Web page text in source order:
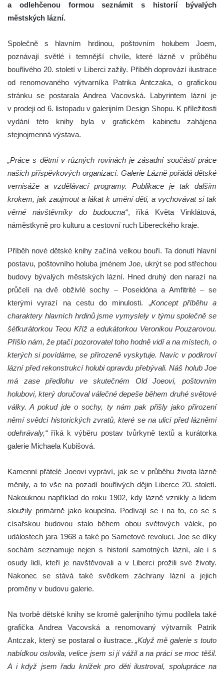
a odlehčenou formou seznámit s historií bývalých
městských lázní.
Společně s hlavním hrdinou, poštovním holubem Joem,
poznávají světlé i temnější chvíle, které lázně v průběhu
bouřlivého 20. století v Liberci zažily. Příběh doprovází ilustrace
od renomovaného výtvarníka Patrika Antczaka, o grafickou
stránku se postarala Andrea Vacovská. Labyrintem lázní je
v prodeji od 6. listopadu v galerijním Design Shopu. K příležitosti
vydání této knihy byla v grafickém kabinetu zahájena
stejnojmenná výstava.
„Práce s dětmi v různých rovinách je zásadní součástí práce
našich příspěvkových organizací. Galerie Lázně pořádá dětské
vernisáže a vzdělávací programy. Publikace je tak dalším
krokem, jak zaujmout a lákat k umění děti, a vychovávat si tak
věrné návštěvníky do budoucna“, říká Květa Vinklátová,
náměstkyně pro kulturu a cestovní ruch Libereckého kraje.
Příběh nové dětské knihy začíná velkou bouří. Ta donutí hlavní
postavu, poštovního holuba jménem Joe, ukrýt se pod střechou
budovy bývalých městských lázní. Hned druhý den narazí na
průčelí na dvě obživlé sochy – Poseidóna a Amfitrité – se
kterými vyrazí na cestu do minulosti. „Koncept příběhu a
charaktery hlavních hrdinů jsme vymyslely v týmu společně se
šéfkurátorkou Teou Kříž a edukátorkou Veronikou Pouzarovou.
Přišlo nám, že ptačí pozorovatel toho hodně vidí a na místech, o
kterých si povídáme, se přirozeně vyskytuje. Navíc v podkroví
lázní před rekonstrukcí holubi opravdu přebývali. Náš holub Joe
má zase předlohu ve skutečném Old Joeovi, poštovním
holubovi, který doručoval válečné depeše během druhé světové
války. A pokud jde o sochy, ty nám pak přišly jako přirození
němí svědci historických zvratů, které se na ulici před lázněmi
odehrávaly,“říká k výběru postav tvůrkyně textů a kurátorka
galerie Michaela Kubišová.
Kamenní přátelé Joeovi vypráví, jak se v průběhu života lázně
měnily, a to vše na pozadí bouřlivých dějin Liberce 20. století.
Nakouknou například do roku 1902, kdy lázně vznikly a lidem
sloužily primárně jako koupelna. Podívají se i na to, co se s
císařskou budovou stalo během obou světových válek, po
událostech jara 1968 a také po Sametové revoluci. Joe se díky
sochám seznamuje nejen s historií samotných lázní, ale i s
osudy lidí, kteří je navštěvovali a v Liberci prožili své životy.
Nakonec se stává také svědkem záchrany lázní a jejich
proměny v budovu galerie.
Na tvorbě dětské knihy se kromě galerijního týmu podílela také
grafička Andrea Vacovská a renomovaný výtvarník Patrik
Antczak, který se postaral o ilustrace.„Když mě galerie s touto
nabídkou oslovila, velice jsem si jí vážil a na práci se moc těšil.
A i když jsem řadu knížek pro děti ilustroval, spolupráce na